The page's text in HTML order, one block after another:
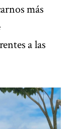
más
a las